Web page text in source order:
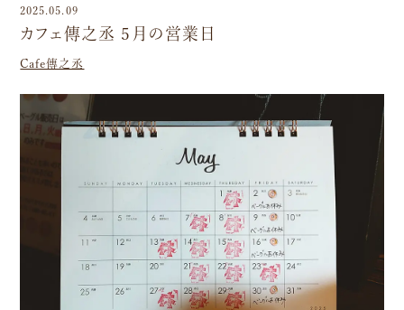
2025.05.09
カフェ傳之丞 5月の営業日
Cafe傳之丞